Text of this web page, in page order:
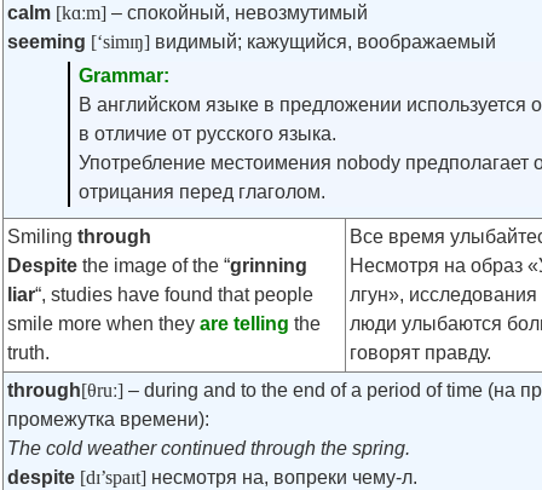
calm [kɑːm] – спокойный, невозмутимый
seeming [‘simɪŋ] видимый; кажущийся, воображаемый
Grammar:
В английском языке в предложении используется
в отличие от русского языка.
Употребление местоимения nobody предполагает
отрицания перед глаголом.
Smiling through
Despite the image of the “grinning
liar“, studies have found that people
smile more when they are telling the
truth.
Все время
Несмотря на образ
лгун», исследования
люди улыбаются
говорят правду.
through[θruː] – during and to the end of a period of time (на
промежутка времени):
The cold weather continued through the spring.
despite [dɪ’spaɪt] несмотря на, вопреки чему-л.